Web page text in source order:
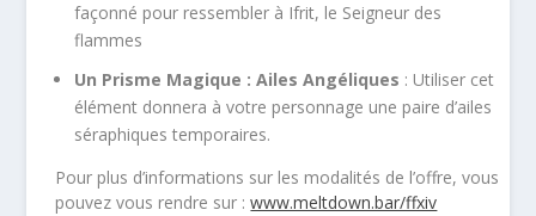
façonné pour ressembler à Ifrit, le Seigneur des
flammes
Un Prisme Magique : Ailes Angéliques : Utiliser cet
élément donnera à votre personnage une paire d’ailes
séraphiques temporaires.
Pour plus d’informations sur les modalités de l’offre, vous
pouvez vous rendre sur :www.meltdown.bar/ffxiv